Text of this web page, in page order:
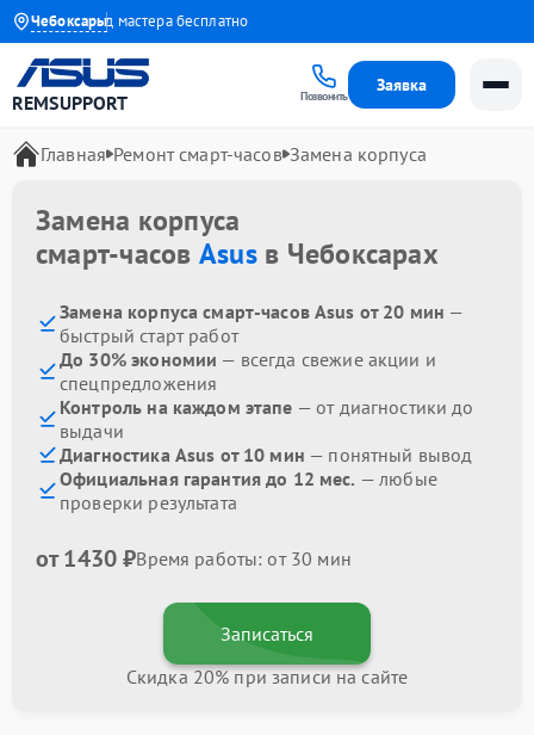
Чебоксары
Выезд мастера бесплатно
REMSUPPORT Позвонить
Заявка
Главная Ремонт смарт-часов Замена корпуса
Замена корпуса
смарт-часов Asusв Чебоксарах
Замена корпуса смарт-часов Asus от 20 мин —
быстрый старт работ
До 30% экономии — всегда свежие акции и
спецпредложения
Контроль на каждом этапе — от диагностики до
выдачи
Диагностика Asus от 10 мин — понятный вывод
Официальная гарантия до 12 мес. — любые
проверки результата
от 1430 ₽Время работы: от 30 мин
Записаться
Скидка 20% при записи на сайте